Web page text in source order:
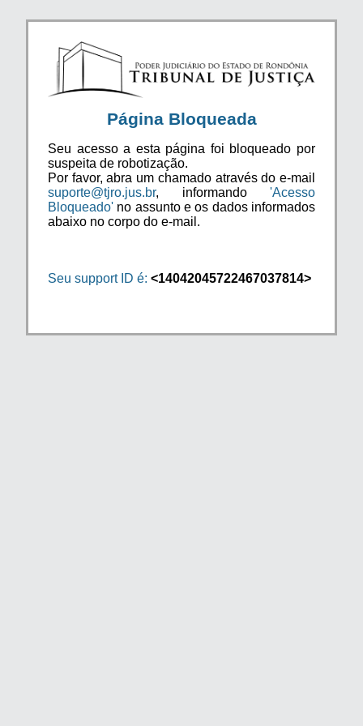
Página Bloqueada
Seu acesso a esta página foi bloqueado por
suspeita de robotização.
Por favor, abra um chamado através do e-mail
suporte@tjro.jus.br, informando 'Acesso
Bloqueado' no assunto e os dados informados
abaixo no corpo do e-mail.
Seu support ID é: <14042045722467037814>